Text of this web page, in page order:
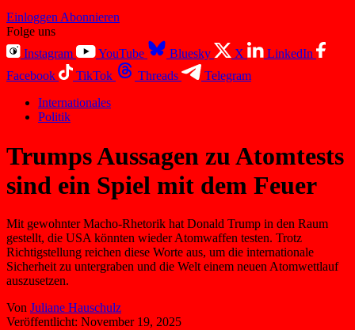
Einloggen Abonnieren
Folge uns
Instagram
YouTube Bluesky X
LinkedIn
Facebook
TikTok Threads
Telegram
Internationales
Politik
Trumps Aussagen zu Atomtests
sind ein Spiel mit dem Feuer
Mit gewohnter Macho-Rhetorik hat Donald Trump in den Raum
gestellt, die USA könnten wieder Atomwaffen testen. Trotz
Richtigstellung reichen diese Worte aus, um die internationale
Sicherheit zu untergraben und die Welt einem neuen Atomwettlauf
auszusetzen.
Von Juliane Hauschulz
Veröffentlicht: November 19, 2025